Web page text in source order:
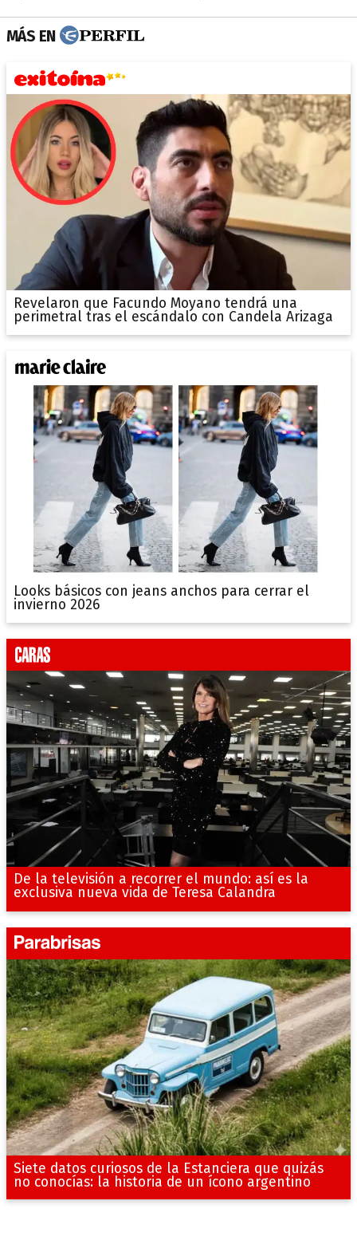
MÁS EN
Revelaron que Facundo Moyano tendrá una
perimetral tras el escándalo con Candela Arizaga
Looks básicos con jeans anchos para cerrar el
invierno 2026
De la televisión a recorrer el mundo: así es la
exclusiva nueva vida de Teresa Calandra
Siete datos curiosos de la Estanciera que quizás
no conocías: la historia de un ícono argentino